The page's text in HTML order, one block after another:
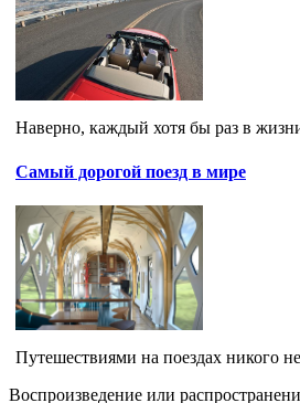
Наверно, каждый хотя бы раз в
Самый дорогой поезд в мире
Путешествиями на поездах никого
Воспроизведение или